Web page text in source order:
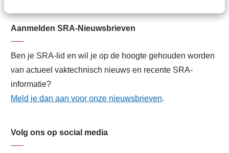
Aanmelden SRA-Nieuwsbrieven
Ben je SRA-lid en wil je op de hoogte gehouden worden
van actueel vaktechnisch nieuws en recente SRA-
informatie?
Meld je dan aan voor onze nieuwsbrieven.
Volg ons op social media